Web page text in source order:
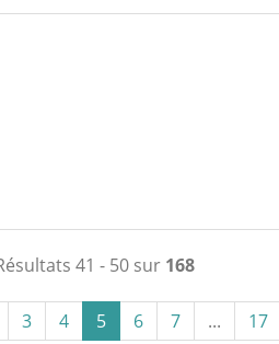
41 - 50 sur 168
3 4 5 6 7 ... 17